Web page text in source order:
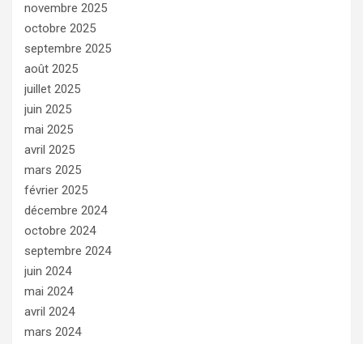
novembre 2025
octobre 2025
septembre 2025
août 2025
juillet 2025
juin 2025
mai 2025
avril 2025
mars 2025
février 2025
décembre 2024
octobre 2024
septembre 2024
juin 2024
mai 2024
avril 2024
mars 2024